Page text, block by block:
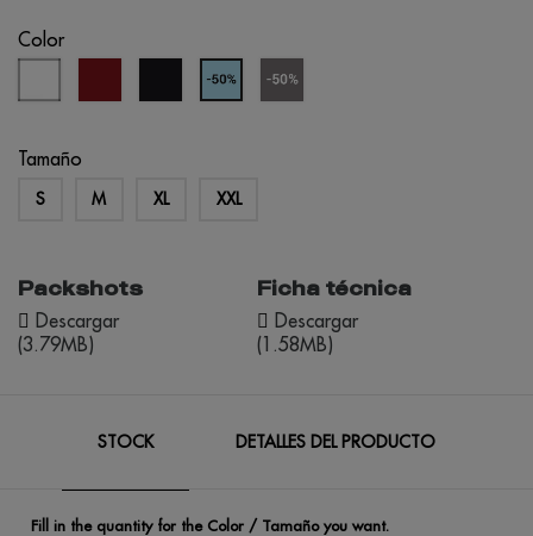
Color
negro
cielo
Tamaño
S M XL XXL
Packshots
Descargar
(3.79MB)
Ficha técnica
Descargar
(1.58MB)
STOCK DETALLES DEL PRODUCTO
Fill in the quantity for the Color / Tamaño you want.